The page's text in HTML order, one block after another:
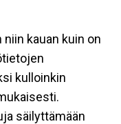
kauan kuin on
kulloinkin
säilyttämään